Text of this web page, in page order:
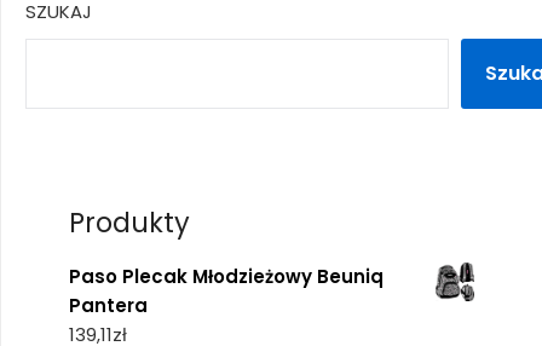
SZUKAJ
Produkty
Paso Plecak Młodzieżowy Beuniq
Pantera
139,11zł